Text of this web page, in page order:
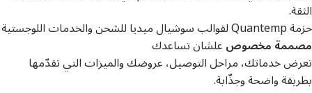
الثقة.
حزمة Quantemp لقوالب سوشيال ميديا للشحن والخدمات اللوجستية
مصممة مخصوصعلشان تساعدك
تعرض خدماتك، مراحل التوصيل، عروضك والميزات التي تقدّمها
بطريقة واضحة وجذّابة.